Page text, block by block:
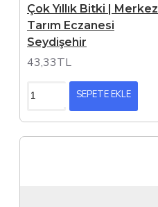
Çok Yıllık Bitki | Merkez
Tarım Eczanesi
Seydişehir
43,33TL
SEPETE EKLE